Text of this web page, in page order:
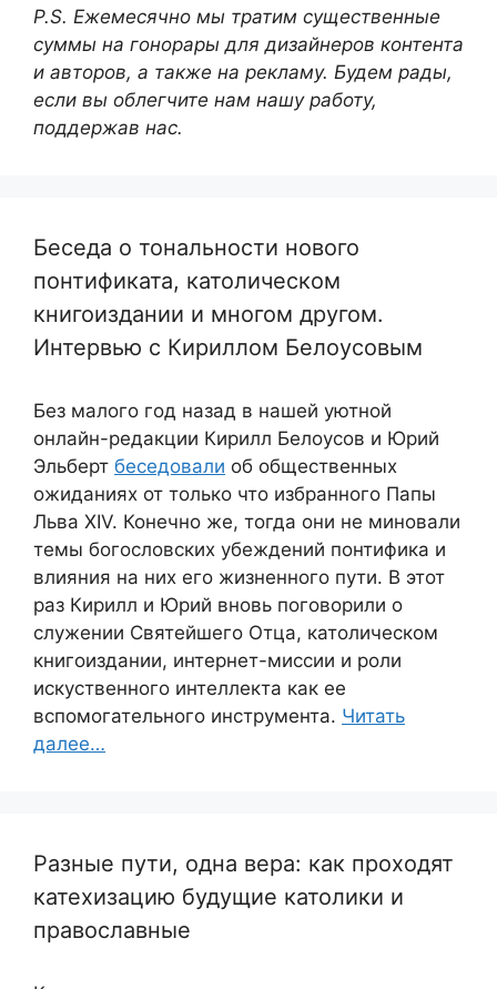
P.S. Ежемесячно мы тратим существенные
суммы на гонорары для дизайнеров контента
и авторов, а также на рекламу. Будем рады,
если вы облегчите нам нашу работу,
поддержав нас.
Беседа о тональности нового
понтификата, католическом
книгоиздании и многом другом.
Интервью с Кириллом Белоусовым
Без малого год назад в нашей уютной
онлайн-редакции Кирилл Белоусов и Юрий
Эльберт беседовали об общественных
ожиданиях от только что избранного Папы
Льва XIV. Конечно же, тогда они не миновали
темы богословских убеждений понтифика и
влияния на них его жизненного пути. В этот
раз Кирилл и Юрий вновь поговорили о
служении Святейшего Отца, католическом
книгоиздании, интернет-миссии и роли
искуственного интеллекта как ее
вспомогательного инструмента. Читать
далее…
Разные пути, одна вера: как проходят
катехизацию будущие католики и
православные